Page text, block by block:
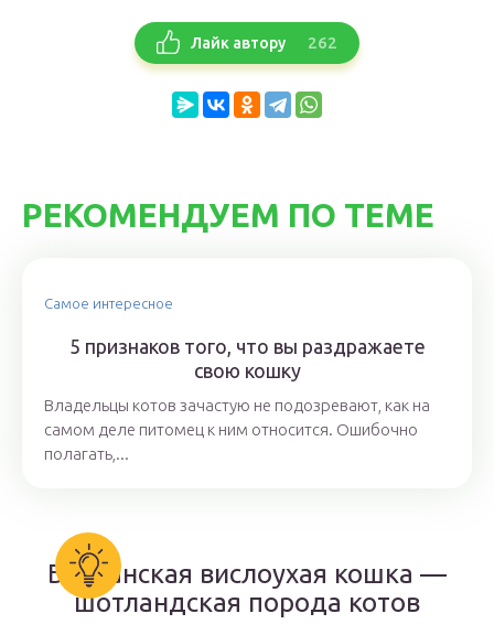
Лайк автору 262
РЕКОМЕНДУЕМ ПО ТЕМЕ
Самое интересное
5 признаков того, что вы раздражаете
свою кошку
Владельцы котов зачастую не подозревают, как на
самом деле питомец к ним относится. Ошибочно
полагать,...
Британская вислоухая кошка —
шотландская порода котов